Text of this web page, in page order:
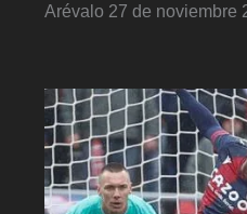
Arévalo 27 de noviembre